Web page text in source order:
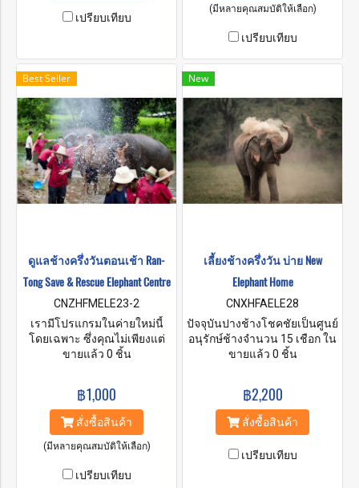
ระหว่างคนไทยดั้งเดิมที่เป็นผู้
ของช้าง
เปรียบเทียบ
ช้างของเรามากขึ้น
(มีหลายคุณสมบัติให้เลือก)
เปรียบเทียบ
Best Seller
ดูแลช้างครึ่งวันตอนเช้า Ran-
Tong Save & Rescue Elephant Centre
CNZHFMELE23-2
เรามีโปรแกรมในค่ายใหม่นี้
โดยเฉพาะ ซึ่งคุณไม่เพียงแต่
เล่นกับพวกเขาเท่านั้น แต่คุณ
การดูแลพวกเขาด้วย คุณจะขี่
พวกมันไม่ได้! แต่คุณจะได้รับ
ความเข้าใจและเชื่อมโยงกับ
ช้างของเรามากขึ้น
ขายแล้ว 0 ชิ้น
฿1,000
สั่งซื้อสินค้า
(มีหลายคุณสมบัติให้เลือก)
เปรียบเทียบ
New
เลี้ยงช้างครึ่งวัน บ่าย New
Elephant Home
CNXHFAELE28
ปัจจุบันปางช้างโชคชัยเป็นศูนย์
อนุรักษ์ช้างจำนวน 15 เชือก ใน
อดีตพ่อเคยทำปางช้างเพื่อขี่ช้าง
แม่ของฉันที่เป็นชาวกะเหรี่ยง
คอยาวได้ดูแลช้างเหล่านี้และ
ดำเนินกิจกรรมทางจริยธรรม
แน่ใจว่าช้างเหล่านี้มีความสุข
ขายแล้ว 0 ชิ้น
฿2,200
สั่งซื้อสินค้า
เปรียบเทียบ